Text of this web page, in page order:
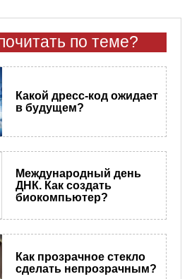
по теме?
Какой дресс-код ожидает
в будущем?
Международный день
ДНК. Как создать
биокомпьютер?
Как прозрачное стекло
сделать непрозрачным?